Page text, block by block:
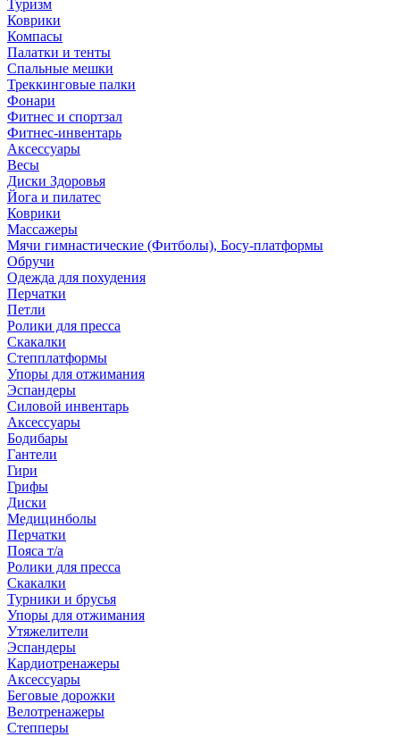
Туризм
Коврики
Компасы
Палатки и тенты
Спальные мешки
Треккинговые палки
Фонари
Фитнес и спортзал
Фитнес-инвентарь
Аксессуары
Весы
Диски Здоровья
Йога и пилатес
Коврики
Массажеры
Мячи гимнастические (Фитболы), Босу-платформы
Обручи
Одежда для похудения
Перчатки
Петли
Ролики для пресса
Скакалки
Степплатформы
Упоры для отжимания
Эспандеры
Силовой инвентарь
Аксессуары
Бодибары
Гантели
Гири
Грифы
Диски
Медицинболы
Перчатки
Пояса т/а
Ролики для пресса
Скакалки
Турники и брусья
Упоры для отжимания
Утяжелители
Эспандеры
Кардиотренажеры
Аксессуары
Беговые дорожки
Велотренажеры
Степперы